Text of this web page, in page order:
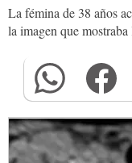
La fémina de 38 años
la imagen que